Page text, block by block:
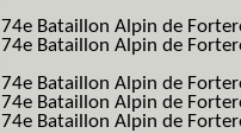
74e Bataillon Alpin de
74e Bataillon Alpin de
74e Bataillon Alpin de
74e Bataillon Alpin de
74e Bataillon Alpin de